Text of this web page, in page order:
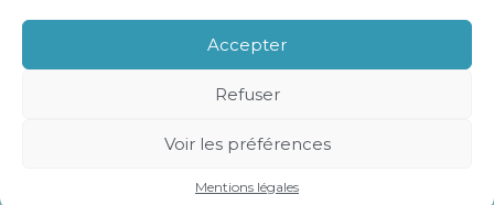
Accepter
Refuser
Voir les préférences
Mentions légales
Principale
NOS ACCOMPAGNEMENTS
CONTACT
MENTIONS LÉGALES
CONCEPTION ET RÉALISATION CLASSE 7